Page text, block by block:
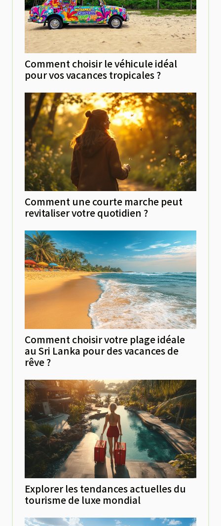
Comment choisir le véhicule idéal
pour vos vacances tropicales ?
Comment une courte marche peut
revitaliser votre quotidien ?
Comment choisir votre plage idéale
au Sri Lanka pour des vacances de
rêve ?
Explorer les tendances actuelles du
tourisme de luxe mondial